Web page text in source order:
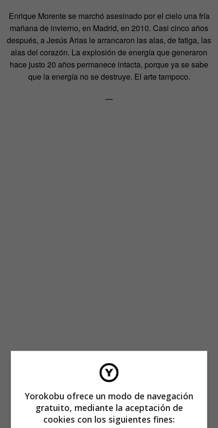
Enrique Morente se marchó asesinado por el cielo una fría
mañana de invierno, en Madrid, en 2010. Casi cinco años
después, a Jesús Arias le arrancaron las alas, de fatiga, las
alas del corazón. La explosión de energía que generaron
hace justo 20 años permanece intacta, porque ya se sabe
que la energía no se destruye. El arte tampoco.
—
Yorokobu ofrece un modo de navegación
gratuito, mediante la aceptación de
cookies con los siguientes fines: